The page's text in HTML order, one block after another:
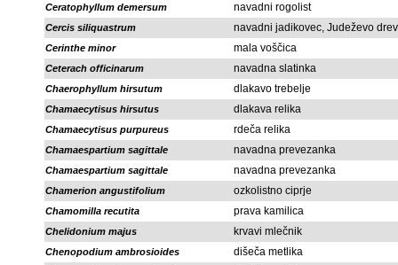
Ceratophyllum demersum navadni rogolist
Cercis siliquastrum navadni jadikovec, Judeževo
Cerinthe minor mala voščica
Ceterach officinarum navadna slatinka
Chaerophyllum hirsutum dlakavo trebelje
Chamaecytisus hirsutus dlakava relika
Chamaecytisus purpureus rdeča relika
Chamaespartium sagittale navadna prevezanka
Chamaespartium sagittale navadna prevezanka
Chamerion angustifolium ozkolistno ciprje
Chamomilla recutita prava kamilica
Chelidonium majus krvavi mlečnik
Chenopodium ambrosioides dišeča metlika